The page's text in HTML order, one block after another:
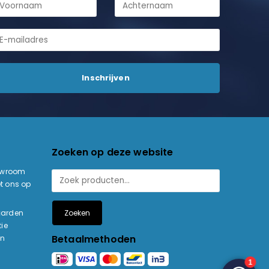
ons op
Zoeken op deze website
Zoeken
Betaalmethoden